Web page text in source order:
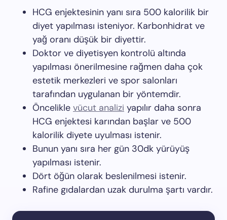
HCG enjektesinin yanı sıra 500 kalorilik bir
diyet yapılması isteniyor. Karbonhidrat ve
yağ oranı düşük bir diyettir.
Doktor ve diyetisyen kontrolü altında
yapılması önerilmesine rağmen daha çok
estetik merkezleri ve spor salonları
tarafından uygulanan bir yöntemdir.
Öncelikle vücut analizi yapılır daha sonra
HCG enjektesi karından başlar ve 500
kalorilik diyete uyulması istenir.
Bunun yanı sıra her gün 30dk yürüyüş
yapılması istenir.
Dört öğün olarak beslenilmesi istenir.
Rafine gıdalardan uzak durulma şartı vardır.